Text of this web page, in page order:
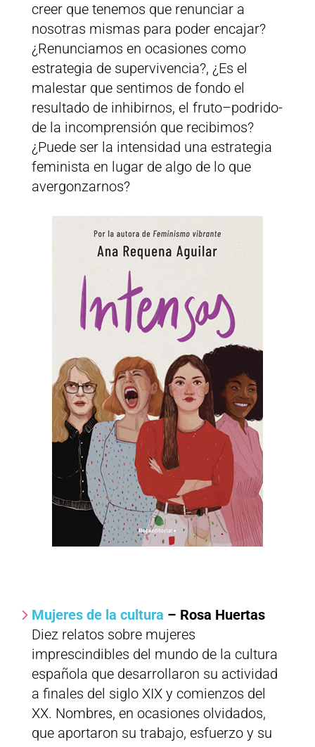
creer que tenemos que renunciar a
nosotras mismas para poder encajar?
¿Renunciamos en ocasiones como
estrategia de supervivencia?, ¿Es el
malestar que sentimos de fondo el
resultado de inhibirnos, el fruto–podrido-
de la incomprensión que recibimos?
¿Puede ser la intensidad una estrategia
feminista en lugar de algo de lo que
avergonzarnos?
Mujeres de la cultura – Rosa Huertas
Diez relatos sobre mujeres
imprescindibles del mundo de la cultura
española que desarrollaron su actividad
a finales del siglo XIX y comienzos del
XX. Nombres, en ocasiones olvidados,
que aportaron su trabajo, esfuerzo y su